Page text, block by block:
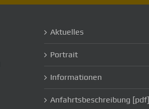
Aktuelles
Portrait
Informationen
Anfahrtsbeschreibung [pdf]